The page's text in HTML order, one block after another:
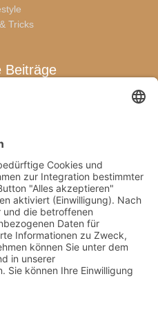
Tricks
Beiträge
für die ganze Familie
Was Eltern jetzt wirklich
wirklich brauchen
die Natur näherbringen
Pools stressfreie
schaffen